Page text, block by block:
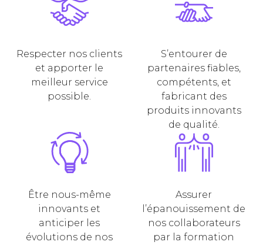
Respecter nos clients
et apporter le
meilleur service
possible.
S’entourer de
partenaires fiables,
compétents, et
fabricant des
produits innovants
de qualité.
Être nous-même
innovants et
anticiper les
évolutions de nos
Assurer
l’épanouissement de
nos collaborateurs
par la formation